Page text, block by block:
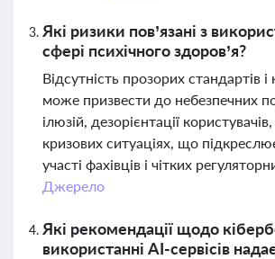
Які ризики пов’язані з
сфері психічного здоров’я?
Відсутність прозорих стандартів
може призвести до небезпечних
ілюзій, дезорієнтації
кризових ситуаціях, що
участі фахівців і чітких
Джерело
Які рекомендації щодо
використанні AI-сервісів